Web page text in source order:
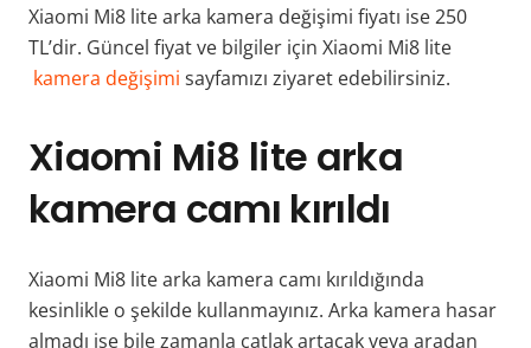
Xiaomi Mi8 lite arka kamera değişimi fiyatı ise 250
TL’dir. Güncel fiyat ve bilgiler için Xiaomi Mi8 lite
kamera değişimi sayfamızı ziyaret edebilirsiniz.
Xiaomi Mi8 lite arka
kamera camı kırıldı
Xiaomi Mi8 lite arka kamera camı kırıldığında
kesinlikle o şekilde kullanmayınız. Arka kamera hasar
almadı ise bile zamanla çatlak artacak veya aradan